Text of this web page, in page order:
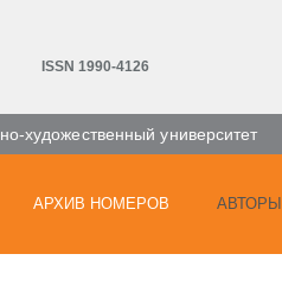
ISSN 1990-4126
художественный университет
АРХИВ НОМЕРОВ АВТОРЫ